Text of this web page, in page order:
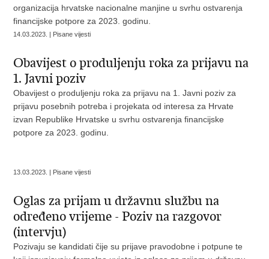
organizacija hrvatske nacionalne manjine u svrhu ostvarenja
financijske potpore za 2023. godinu.
14.03.2023. | Pisane vijesti
Obavijest o produljenju roka za prijavu na
1. Javni poziv
Obavijest o produljenju roka za prijavu na 1. Javni poziv za
prijavu posebnih potreba i projekata od interesa za Hrvate
izvan Republike Hrvatske u svrhu ostvarenja financijske
potpore za 2023. godinu.
13.03.2023. | Pisane vijesti
Oglas za prijam u državnu službu na
određeno vrijeme - Poziv na razgovor
(intervju)
Pozivaju se kandidati čije su prijave pravodobne i potpune te